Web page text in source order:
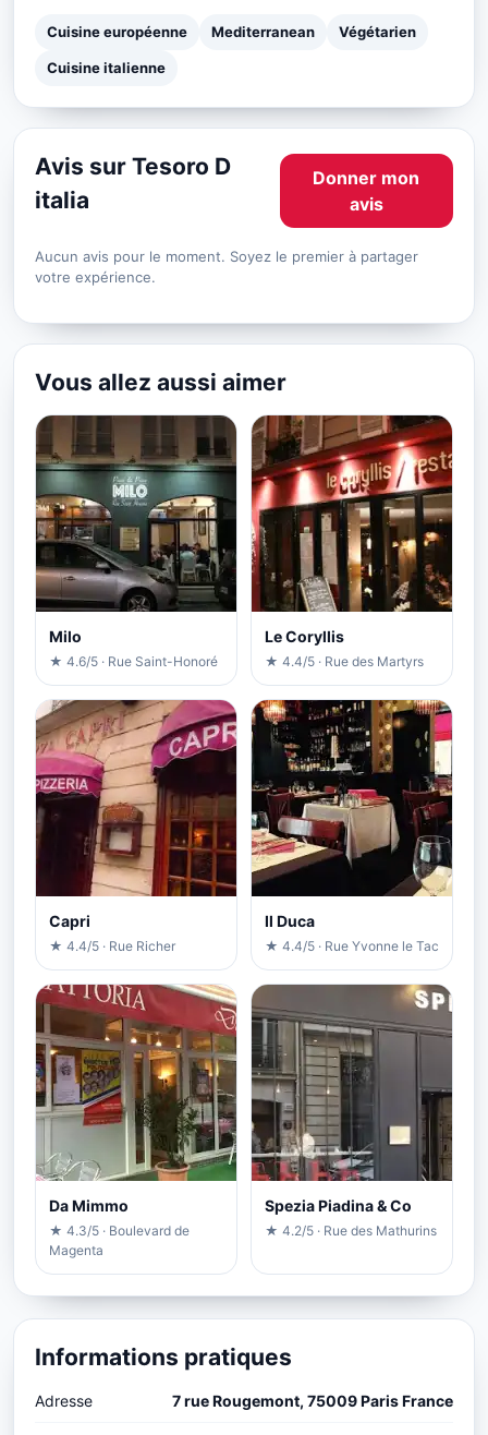
Cuisine européenne Mediterranean Végétarien
Cuisine italienne
Avis sur Tesoro D
italia
Donner mon
avis
Aucun avis pour le moment. Soyez le premier à partager
votre expérience.
Vous allez aussi aimer
Milo
★ 4.6/5 · Rue Saint-Honoré
Le Coryllis
★ 4.4/5 · Rue des Martyrs
Capri
★ 4.4/5 · Rue Richer
Il Duca
★ 4.4/5 · Rue Yvonne le Tac
Da Mimmo
★ 4.3/5 · Boulevard de
Magenta
Spezia Piadina & Co
★ 4.2/5 · Rue des Mathurins
Informations pratiques
Adresse 7 rue Rougemont, 75009 Paris France